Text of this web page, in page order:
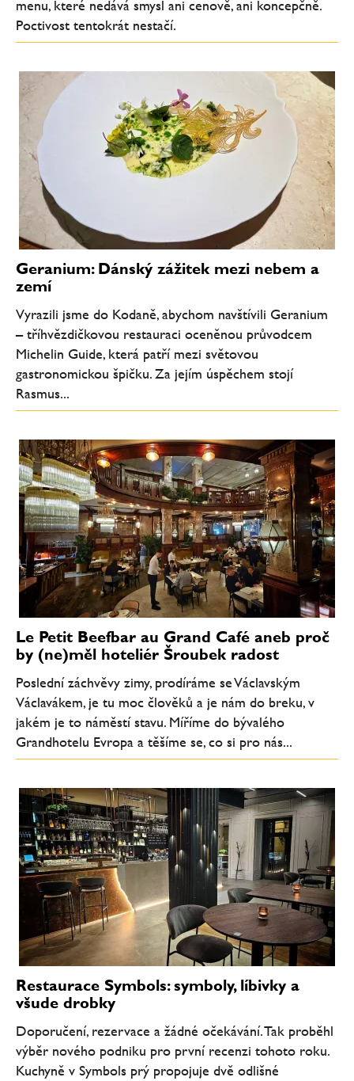
menu, které nedává smysl ani cenově, ani koncepčně.
Poctivost tentokrát nestačí.
Geranium: Dánský zážitek mezi nebem a
zemí
Vyrazili jsme do Kodaně, abychom navštívili Geranium
– tříhvězdičkovou restauraci oceněnou průvodcem
Michelin Guide, která patří mezi světovou
gastronomickou špičku. Za jejím úspěchem stojí
Rasmus...
Le Petit Beefbar au Grand Café aneb proč
by (ne)měl hoteliér Šroubek radost
Poslední záchvěvy zimy, prodíráme se Václavským
Václavákem, je tu moc člověků a je nám do breku, v
jakém je to náměstí stavu. Míříme do bývalého
Grandhotelu Evropa a těšíme se, co si pro nás...
Restaurace Symbols: symboly, líbivky a
všude drobky
Doporučení, rezervace a žádné očekávání. Tak proběhl
výběr nového podniku pro první recenzi tohoto roku.
Kuchyně v Symbols prý propojuje dvě odlišné